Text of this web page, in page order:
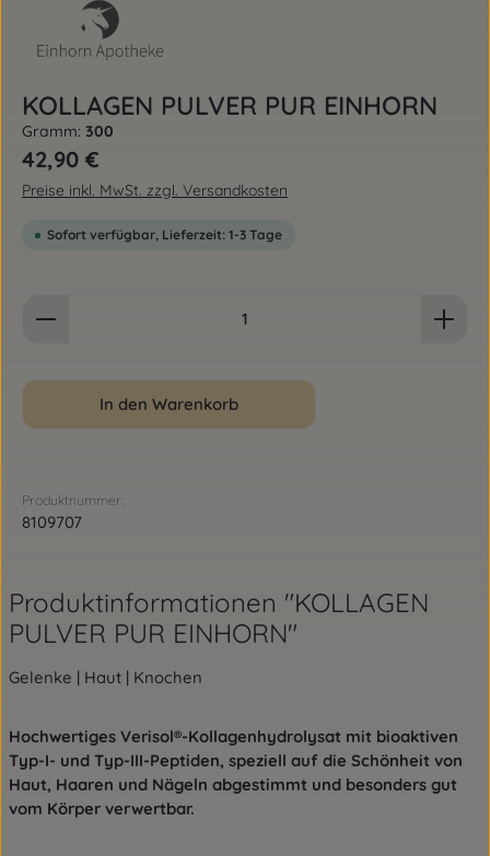
KOLLAGEN PULVER PUR EINHORN
Gramm: 300
Regulärer Preis:
42,90 €
Preise inkl. MwSt. zzgl. Versandkosten
Sofort verfügbar, Lieferzeit: 1-3 Tage
In den Warenkorb
Produktnummer:
8109707
Produktinformationen "KOLLAGEN
PULVER PUR EINHORN"
Gelenke | Haut | Knochen
Hochwertiges Verisol®-Kollagenhydrolysat mit bioaktiven
Typ-I- und Typ-III-Peptiden, speziell auf die Schönheit von
Haut, Haaren und Nägeln abgestimmt und besonders gut
vom Körper verwertbar.